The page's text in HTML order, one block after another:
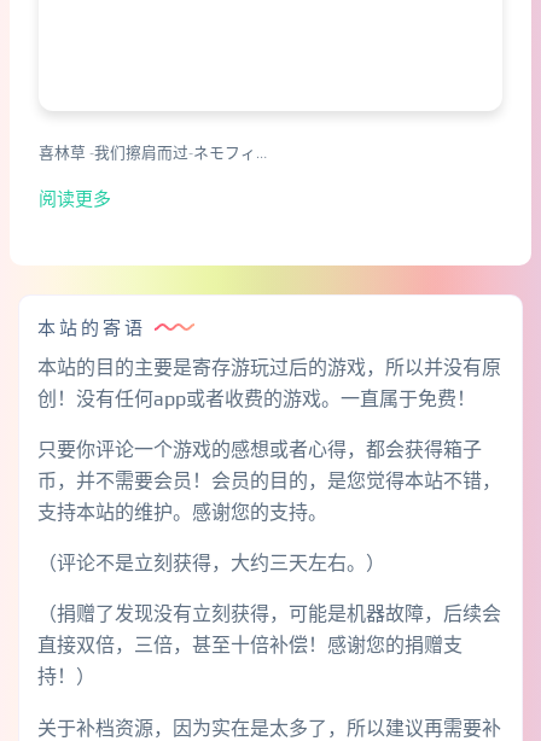
喜林草 -我们擦肩而过-ネモフィ…
阅读更多
本站的寄语
本站的目的主要是寄存游玩过后的游戏，所以并没有原
创！没有任何app或者收费的游戏。一直属于免费！
只要你评论一个游戏的感想或者心得，都会获得箱子
币，并不需要会员！会员的目的，是您觉得本站不错，
支持本站的维护。感谢您的支持。
（评论不是立刻获得，大约三天左右。）
（捐赠了发现没有立刻获得，可能是机器故障，后续会
直接双倍，三倍，甚至十倍补偿！感谢您的捐赠支
持！）
关于补档资源，因为实在是太多了，所以建议再需要补